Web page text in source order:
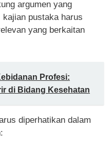
argumen yang
pustaka harus
yang berkaitan
Profesi:
di Bidang Kesehatan
diperhatikan dalam